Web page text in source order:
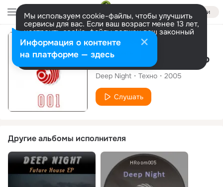
Войти
Мы используем cookie-файлы, чтобы улучшить
сервисы для вас. Если ваш возраст менее 13 лет,
настроить cookie-файлы должен ваш законный
представитель. Больше информации
Разрешить все Настроить
Альбом
Perfect Stranger EP
Deep Night Техно 2005
Слушать
Другие альбомы исполнителя
Информация о контенте
на платформе — здесь